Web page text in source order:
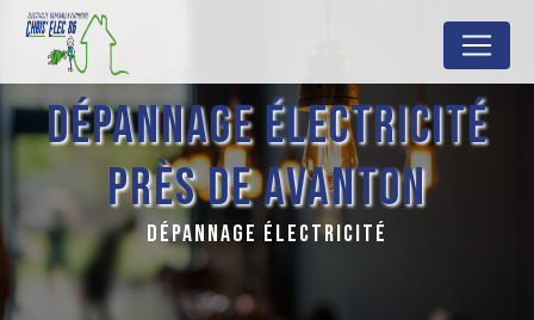
DÉPANNAGE ÉLECTRICITÉ
PRÈS DE AVANTON
DÉPANNAGE ÉLECTRICITÉ
Panneau de gestion des cookies